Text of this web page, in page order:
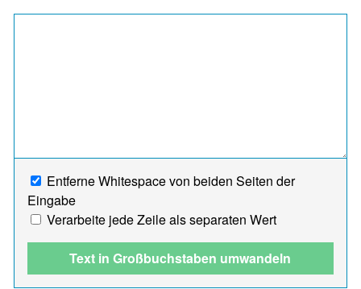
Entferne Whitespace von beiden Seiten der
Eingabe
Verarbeite jede Zeile als separaten Wert
Text in Großbuchstaben umwandeln